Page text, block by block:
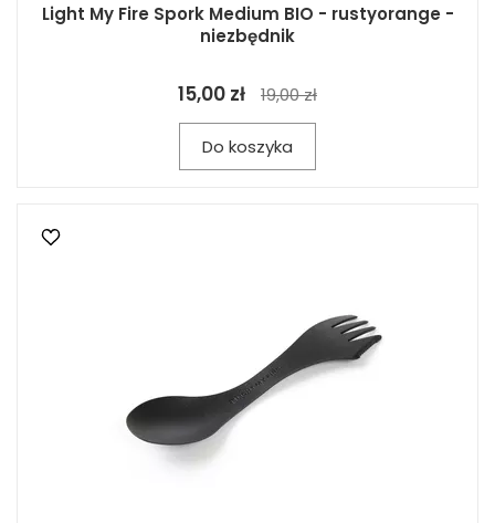
Light My Fire Spork Medium BIO - rustyorange -
niezbędnik
15,00 zł 19,00 zł
Do koszyka